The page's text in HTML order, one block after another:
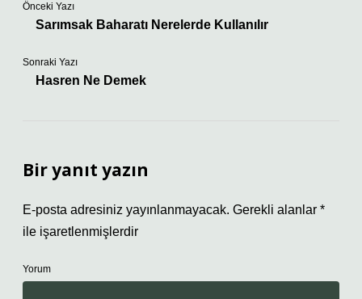
Önceki Yazı
Sarımsak Baharatı Nerelerde Kullanılır
Sonraki Yazı
Hasren Ne Demek
Bir yanıt yazın
E-posta adresiniz yayınlanmayacak. Gerekli alanlar *
ile işaretlenmişlerdir
Yorum